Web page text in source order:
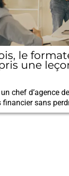
le
une
chef d’agence
financier sans